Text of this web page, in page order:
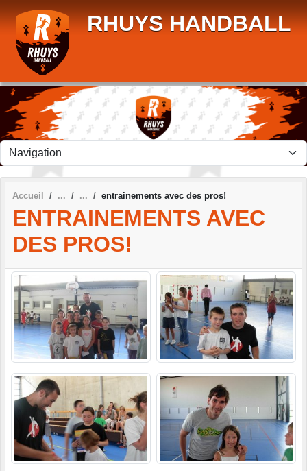
RHUYS HANDBALL
Accueil entrainements avec des pros!
ENTRAINEMENTS AVEC
DES PROS!
Panneau de gestion des cookies